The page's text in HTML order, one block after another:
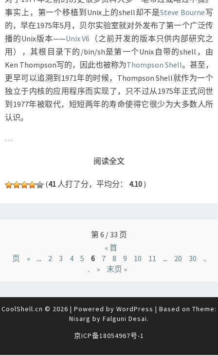
事实上，第一个移植到Unix上的shell却不是Steve Bourne写
的，早在1975年5月，贝尔实验室就对外发布了第一个广泛传
播的Unix版本——Unix V6 （之前开发的版本只供内部研究之
用），其根目录下的/bin/sh是第一个Unix自带的shell，由
Ken Thompson写的，因此也被称为Thompson Shell。甚至，
更早可以追溯到1971年的时候，Thompson Shell就作为一个
独立于内核的应用程序而实现了，只不过从1975年正式问世
到1977年被取代，短短两年的寿命使得它很少为大多数人所
认识。
…
阅读全文READ MORE
(41 人打了分，平均分： 4.10 )
第 6 / 33 页
« 首
页
« ... 2 3 4 5 6 7 8 9 10 11 ... 20 30
..
.
» 末页 »
CoolShell.cn © 2026 | Powered by WordPress | Based on Theme:
Nisarg by Falguni Desai.
京ICP备18054967号-1